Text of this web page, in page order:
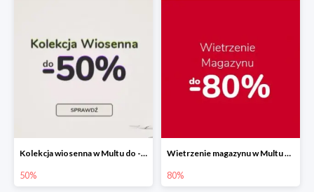
Kolekcja wiosenna w Multu do -50%
50%
Wietrzenie magazynu w Multu do -80%
80%